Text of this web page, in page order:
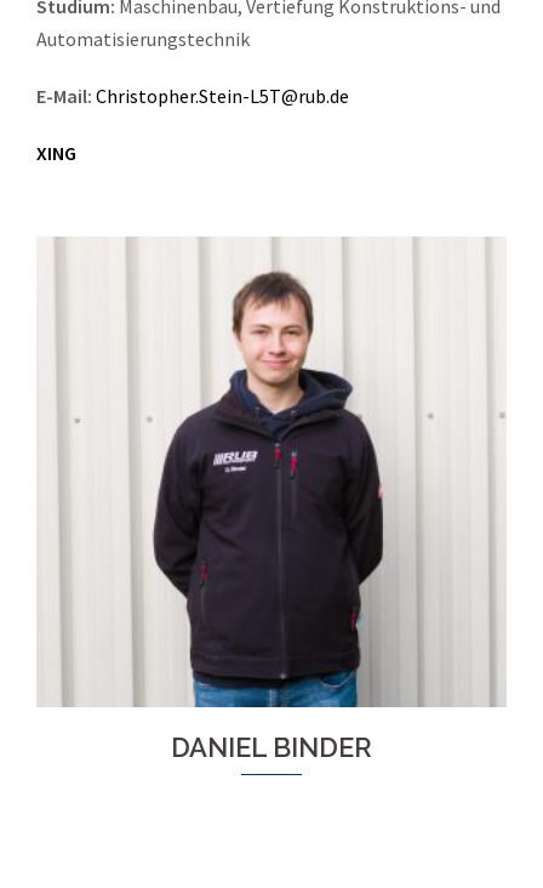
Studium: Maschinenbau, Vertiefung Konstruktions- und
Automatisierungstechnik
E-Mail: Christopher.Stein-L5T@rub.de
XING
DANIEL BINDER